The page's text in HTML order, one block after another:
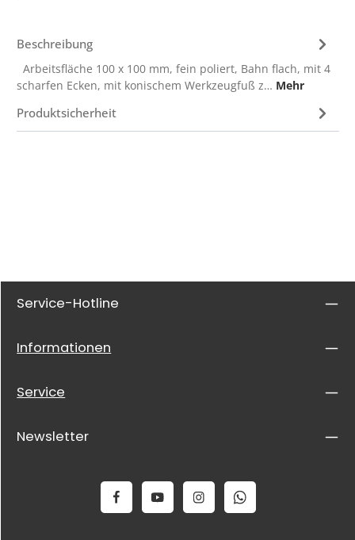
Beschreibung
Arbeitsfläche 100 x 100 mm, fein poliert, Bahn flach, mit 4
scharfen Ecken, mit konischem Werkzeugfuß z… Mehr
Produktsicherheit
Service-Hotline
Informationen
Service
Newsletter